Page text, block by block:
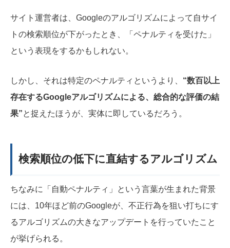
サイト運営者は、Googleのアルゴリズムによって自サイ
トの検索順位が下がったとき、「ペナルティを受けた」
という表現をするかもしれない。
しかし、それは特定のペナルティというより、 “数百以上
存在するGoogleアルゴリズムによる、総合的な評価の結
果”と捉えたほうが、実体に即しているだろう。
検索順位の低下に直結するアルゴリズム
ちなみに「自動ペナルティ」という言葉が生まれた背景
には、10年ほど前のGoogleが、不正行為を狙い打ちにす
るアルゴリズムの大きなアップデートを行っていたこと
が挙げられる。